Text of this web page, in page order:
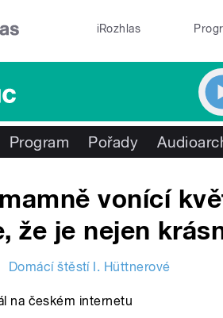
iRozhlas
Program Pořady
vonící
že je nejen
Domácí štěstí I. Hüttnerové
na českém internetu